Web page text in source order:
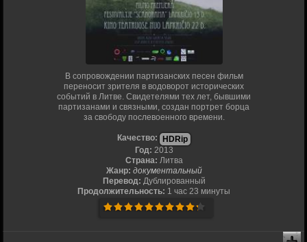
В сопровождении партизанских песен фильм
переносит зрителя в водоворот исторических
событий в Литве. Свидетелями тех лет, бывшими
партизанами и связными, создан портрет борца
за свободу послевоенного времени.
Качество:
HDRip
Год: 2013
Страна: Литва
Жанр: документальный
Перевод: Дублированный
Продолжительность: 1 час 23 минуты